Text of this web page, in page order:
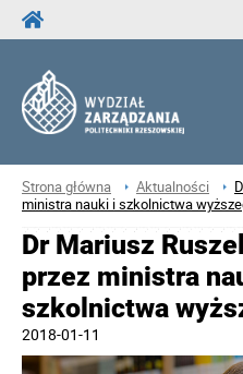
Strona główna Aktualności
ministra nauki i szkolnictwa
Dr Mariusz
przez ministra
szkolnictwa
2018-01-11